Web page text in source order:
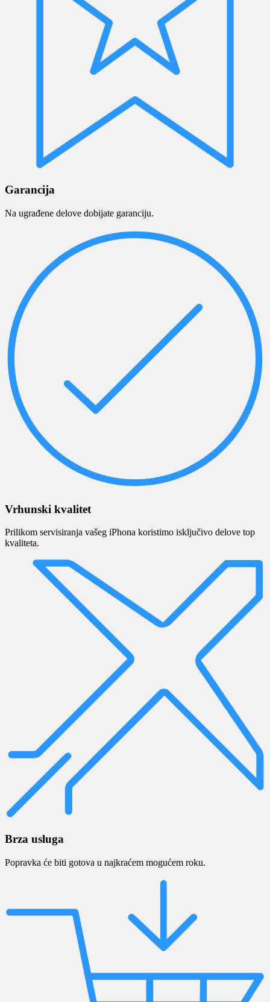
Garancija
Na ugrađene delove dobijate garanciju.
Vrhunski kvalitet
Prilikom servisiranja vašeg iPhona koristimo isključivo delove top
kvaliteta.
Brza usluga
Popravka će biti gotova u najkraćem mogućem roku.